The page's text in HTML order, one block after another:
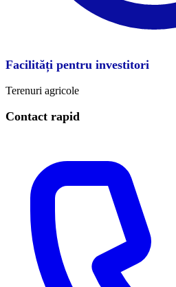
Facilități pentru investitori
Terenuri agricole
Contact rapid